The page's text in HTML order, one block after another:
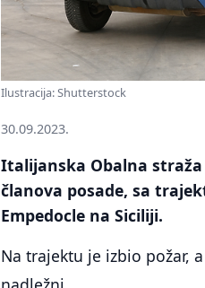
Ilustracija: Shutterstock
30.09.2023.
Italijanska Obalna straža
članova posade, sa
Empedocle na Siciliji.
Na trajektu je izbio požar,